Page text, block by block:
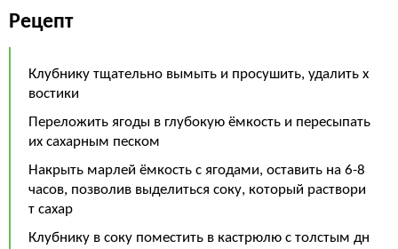
Рецепт
Клубнику тщательно вымыть и просушить, удалить х
востики
Переложить ягоды в глубокую ёмкость и пересыпать
их сахарным песком
Накрыть марлей ёмкость с ягодами, оставить на 6-8
часов, позволив выделиться соку, который раствори
т сахар
Клубнику в соку поместить в кастрюлю с толстым дн